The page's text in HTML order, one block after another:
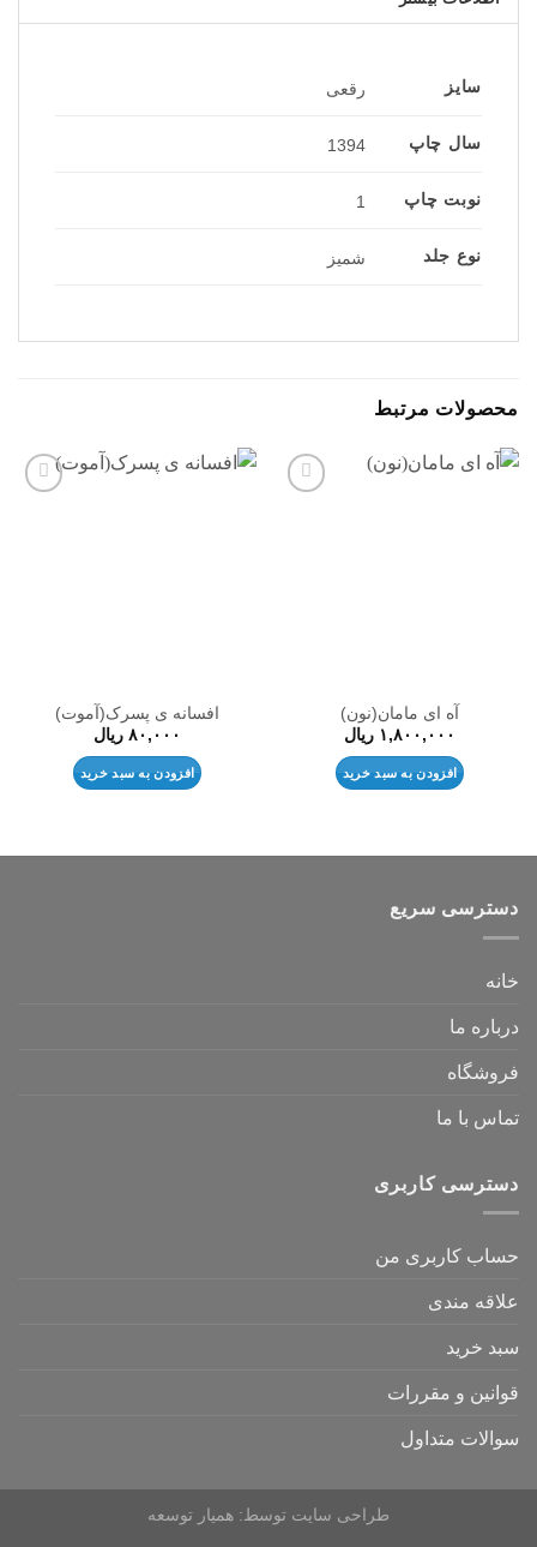
سایز رقعی
سال چاپ 1394
نوبت چاپ 1
نوع جلد شمیز
محصولات مرتبط
آه ای مامان(نون)
۱,۸۰۰,۰۰۰ ریال
افزودن به سبد خرید
افسانه ی پسرک(آموت)
۸۰,۰۰۰ ریال
افزودن به سبد خرید
دسترسی سریع
خانه
درباره ما
فروشگاه
تماس با ما
دسترسی کاربری
حساب کاربری من
علاقه مندی
سبد خرید
قوانین و مقررات
سوالات متداول
طراحی سایت توسط: همیار توسعه